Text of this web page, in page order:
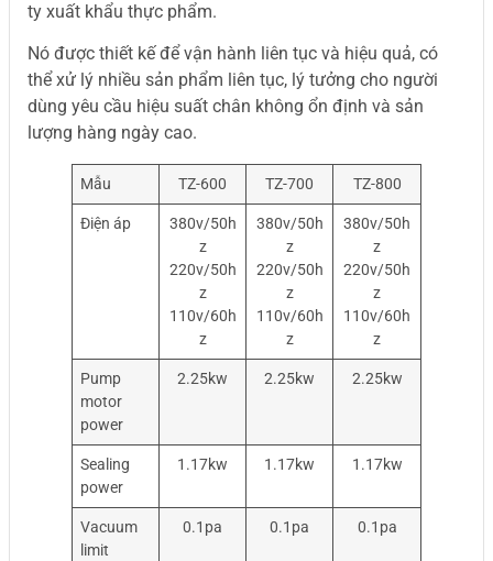
ty xuất khẩu thực phẩm.
Nó được thiết kế để vận hành liên tục và hiệu quả, có
thể xử lý nhiều sản phẩm liên tục, lý tưởng cho người
dùng yêu cầu hiệu suất chân không ổn định và sản
lượng hàng ngày cao.
Mẫu TZ-600 TZ-700 TZ-800
Điện áp
380v/50h
z
220v/50h
z
110v/60h
z
380v/50h
z
220v/50h
z
110v/60h
z
380v/50h
z
220v/50h
z
110v/60h
z
Pump
motor
power
2.25kw 2.25kw 2.25kw
Sealing
power
1.17kw 1.17kw 1.17kw
Vacuum
limit
0.1pa 0.1pa 0.1pa